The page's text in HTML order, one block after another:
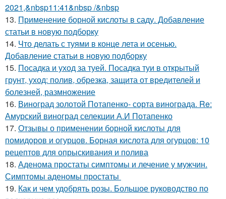
2021,&nbsp11:41&nbsp /&nbsp
13. Применение борной кислоты в саду. Добавление
статьи в новую подборку
14. Что делать с туями в конце лета и осенью.
Добавление статьи в новую подборку
15. Посадка и уход за туей. Посадка туи в открытый
грунт, уход: полив, обрезка, защита от вредителей и
болезней, размножение
16. Виноград золотой Потапенко- сорта винограда. Re:
Амурский виноград селекции А.И Потапенко
17. Отзывы о применении борной кислоты для
помидоров и огурцов. Борная кислота для огурцов: 10
рецептов для опрыскивания и полива
18. Аденома простаты симптомы и лечение у мужчин.
Симптомы аденомы простаты
19. Как и чем удобрять розы. Большое руководство по